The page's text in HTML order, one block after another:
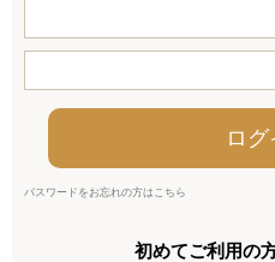
パスワードをお忘れの方はこちら
初めてご利用の